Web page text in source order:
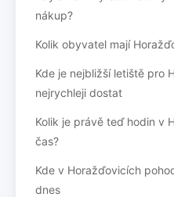
nákup?
Kolik obyvatel mají
Kde je nejbližší letiště pro
nejrychleji dostat
Kolik je právě teď hodin v
čas?
Kde v Horažďovicích
dnes